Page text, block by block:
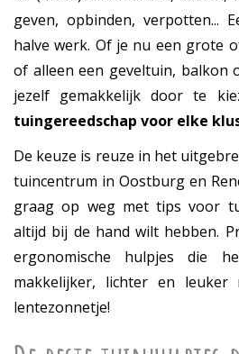
geven, opbinden, verpotten...
halve werk. Of je nu een grote
of alleen een geveltuin, balkon
jezelf gemakkelijk door te
tuingereedschap voor elke
De keuze is reuze in het
tuincentrum in Oostburg en
graag op weg met tips voor
altijd bij de hand wilt hebben.
ergonomische hulpjes die
makkelijker, lichter en
lentezonnetje!